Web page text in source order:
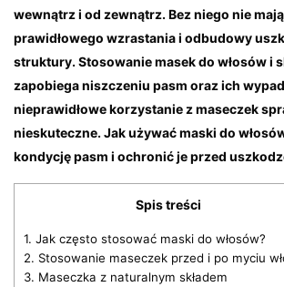
wewnątrz i od zewnątrz. Bez niego nie
prawidłowego wzrastania i odbudowy
struktury. Stosowanie masek do włosów i
zapobiega niszczeniu pasm oraz ich
nieprawidłowe korzystanie z maseczek
nieskuteczne. Jak używać maski do
kondycję pasm i ochronić je przed
Spis treści
1. Jak często stosować maski do włosów?
2. Stosowanie maseczek przed i po myciu
3. Maseczka z naturalnym składem